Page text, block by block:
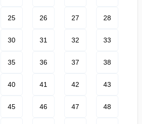
25 26 27 28
30 31 32 33
35 36 37 38
40 41 42 43
45 46 47 48